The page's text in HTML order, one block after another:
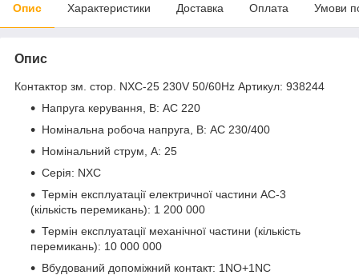
Опис Характеристики Доставка Оплата Умови
Опис
Контактор зм. стор. NXC-25 230V 50/60Hz Артикул: 938244
Напруга керування, В: AC 220
Номінальна робоча напруга, В: AC 230/400
Номінальний струм, А: 25
Серія: NXC
Термін експлуатації електричної частини АС-3
(кількість перемикань): 1 200 000
Термін експлуатації механічної частини (кількість
перемикань): 10 000 000
Вбудований допоміжний контакт: 1NO+1NC